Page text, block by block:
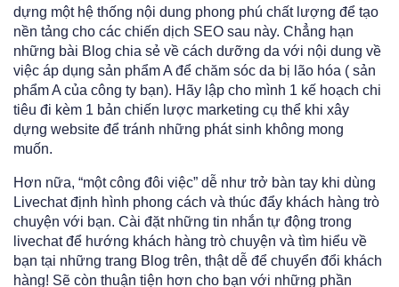
dựng một hệ thống nội dung phong phú chất lượng để tạo
nền tảng cho các chiến dịch SEO sau này. Chẳng hạn
những bài Blog chia sẻ về cách dưỡng da với nội dung về
việc áp dụng sản phẩm A để chăm sóc da bị lão hóa ( sản
phẩm A của công ty bạn). Hãy lập cho mình 1 kế hoạch chi
tiêu đi kèm 1 bản chiến lược marketing cụ thể khi xây
dựng website để tránh những phát sinh không mong
muốn.
Hơn nữa, “một công đôi việc” dễ như trở bàn tay khi dùng
Livechat định hình phong cách và thúc đẩy khách hàng trò
chuyện với bạn. Cài đặt những tin nhắn tự động trong
livechat để hướng khách hàng trò chuyện và tìm hiểu về
bạn tại những trang Blog trên, thật dễ để chuyển đổi khách
hàng! Sẽ còn thuận tiện hơn cho bạn với những phần